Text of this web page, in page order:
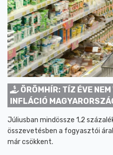
ÖRÖMHÍR: TÍZ ÉVE
INFLÁCIÓ
Júliusban mindössze 1,2
összevetésben a fogyasztói
már csökkent.